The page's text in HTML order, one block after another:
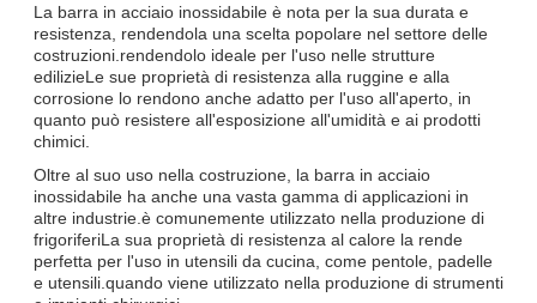
La barra in acciaio inossidabile è nota per la sua durata e
resistenza, rendendola una scelta popolare nel settore delle
costruzioni.rendendolo ideale per l'uso nelle strutture
edilizieLe sue proprietà di resistenza alla ruggine e alla
corrosione lo rendono anche adatto per l'uso all'aperto, in
quanto può resistere all'esposizione all'umidità e ai prodotti
chimici.
Oltre al suo uso nella costruzione, la barra in acciaio
inossidabile ha anche una vasta gamma di applicazioni in
altre industrie.è comunemente utilizzato nella produzione di
frigoriferiLa sua proprietà di resistenza al calore la rende
perfetta per l'uso in utensili da cucina, come pentole, padelle
e utensili.quando viene utilizzato nella produzione di strumenti